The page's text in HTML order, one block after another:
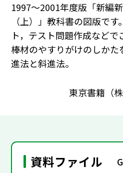
1997～2001年度版「新編
（上）」教科書の図版で
ト，テスト問題作成などで
棒材のやすりがけのしかた
進法と斜進法。
東京書籍（
資料ファイル